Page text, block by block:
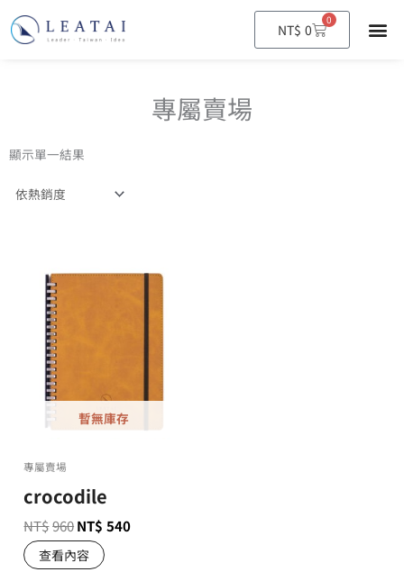
NT$ 0
0
購
物
專屬賣場
顯示單一結果
暫無庫存
專屬賣場
crocodile
NT$960NT$ 540
查看內容